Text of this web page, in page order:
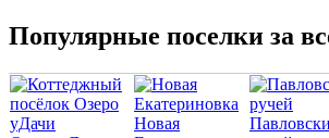
Популярные поселки за
Новая